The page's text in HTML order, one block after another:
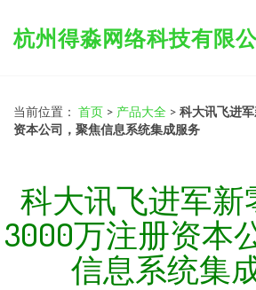
杭州得淼网络科技有限
当前位置： 首页 > 产品大全 > 科大讯飞进
资本公司，聚焦信息系统集成服务
科大讯飞进军新
3000万注册资本
信息系统集